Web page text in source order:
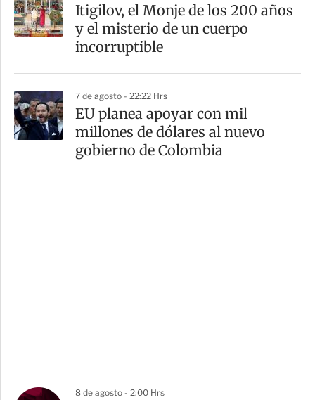
Itigilov, el Monje de los 200 años
y el misterio de un cuerpo
incorruptible
7 de agosto - 22:22 Hrs
EU planea apoyar con mil
millones de dólares al nuevo
gobierno de Colombia
8 de agosto - 2:00 Hrs